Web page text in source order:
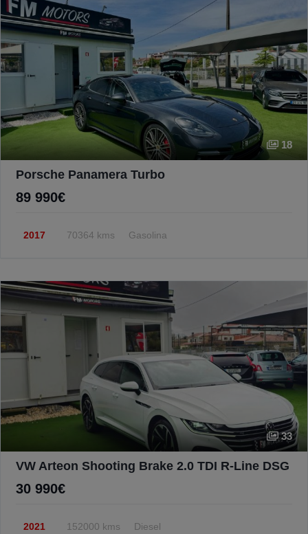
18
Porsche Panamera Turbo
89 990€
2017 70364 kms Gasolina
33
VW Arteon Shooting Brake 2.0 TDI R-Line DSG
30 990€
2021 152000 kms Diesel